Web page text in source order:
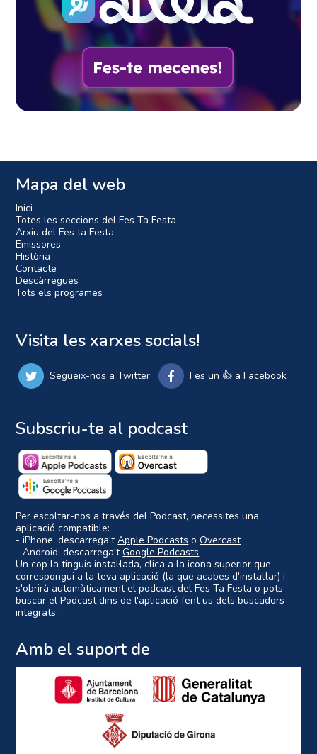
Mapa del web
Inici
Totes les seccions del Fes Ta Festa
Arxiu del Fes ta Festa
Emissores
Història
Contacte
Descàrregues
Tots els programes
Visita les xarxes socials!
Segueix-nos a Twitter Fes un 👍 a Facebook
Subscriu-te al podcast
Per escoltar-nos a través del Podcast, necessites una
aplicació compatible:
- iPhone: descarrega'tApple Podcasts oOvercast
- Android: descarrega'tGoogle Podcasts
Un cop la tinguis instal·lada, clica a la icona superior que
correspongui a la teva aplicació (la que acabes d'instal·lar) i
s'obrirà automàticament el podcast del Fes Ta Festa o pots
buscar el Podcast dins de l'aplicació fent us dels buscadors
integrats.
Amb el suport de